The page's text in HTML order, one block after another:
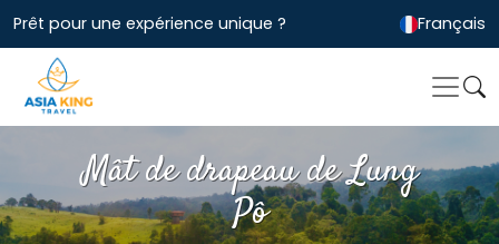
Prêt pour une expérience unique ? Français
Mât de drapeau de Lung
Pô